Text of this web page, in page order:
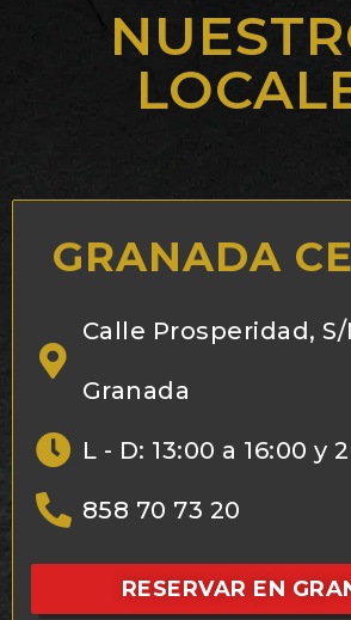
GRANADA
Calle Prosperidad, S/
Granada
L - D: 13:00 a 16:00 y
858 70 73 20
RESERVAR EN